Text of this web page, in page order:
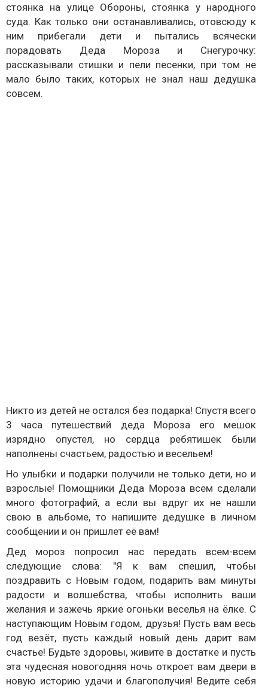
стоянка на улице Обороны, стоянка у народного
суда. Как только они останавливались, отовсюду к
ним прибегали дети и пытались всячески
порадовать Деда Мороза и Снегурочку:
рассказывали стишки и пели песенки, при том не
мало было таких, которых не знал наш дедушка
совсем.
Никто из детей не остался без подарка! Спустя всего
3 часа путешествий деда Мороза его мешок
изрядно опустел, но сердца ребятишек были
наполнены счастьем, радостью и весельем!
Но улыбки и подарки получили не только дети, но и
взрослые! Помощники Деда Мороза всем сделали
много фотографий, а если вы вдруг их не нашли
свою в альбоме, то напишите дедушке в личном
сообщении и он пришлет её вам!
Дед мороз попросил нас передать всем-всем
следующие слова: "Я к вам спешил, чтобы
поздравить с Новым годом, подарить вам минуты
радости и волшебства, чтобы исполнить ваши
желания и зажечь яркие огоньки веселья на ёлке. С
наступающим Новым годом, друзья! Пусть вам весь
год везёт, пусть каждый новый день дарит вам
счастье! Будьте здоровы, живите в достатке и пусть
эта чудесная новогодняя ночь откроет вам двери в
новую историю удачи и благополучия! Ведите себя